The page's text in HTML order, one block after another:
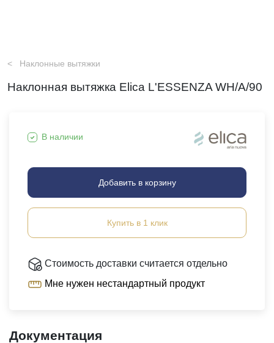
Наклонные вытяжки
Наклонная вытяжка Elica L'ESSENZA WH/A/90
Документация
В наличии
Добавить в корзину
Купить в 1 клик
Стоимость доставки считается отдельно
Мне нужен нестандартный продукт